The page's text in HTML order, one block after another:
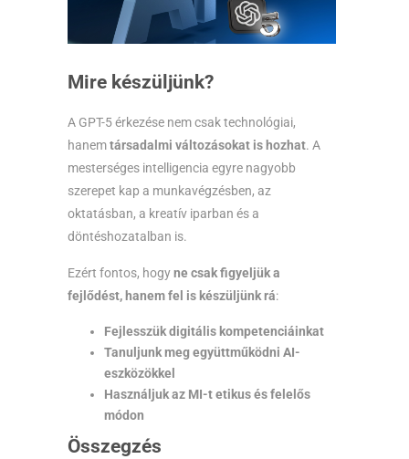
Mire készüljünk?
A GPT-5 érkezése nem csak technológiai,
hanemtársadalmi változásokat is hozhat. A
mesterséges intelligencia egyre nagyobb
szerepet kap a munkavégzésben, az
oktatásban, a kreatív iparban és a
döntéshozatalban is.
Ezért fontos, hogyne csak figyeljük a
fejlődést, hanem fel is készüljünk rá:
Fejlesszük digitális kompetenciáinkat
Tanuljunk meg együttműködni AI-
eszközökkel
Használjuk az MI-t etikus és felelős
módon
Összegzés